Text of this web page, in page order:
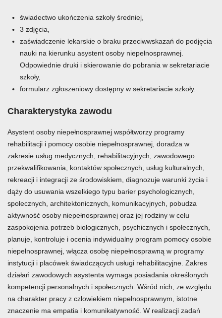
świadectwo ukończenia szkoły średniej,
3 zdjęcia,
zaświadczenie lekarskie o braku przeciwwskazań do podjęcia
nauki na kierunku asystent osoby niepełnosprawnej.
Odpowiednie druki i skierowanie do pobrania w sekretariacie
szkoły,
formularz zgłoszeniowy dostępny w sekretariacie szkoły.
Charakterystyka zawodu
Asystent osoby niepełnosprawnej współtworzy programy
rehabilitacji i pomocy osobie niepełnosprawnej, doradza w
zakresie usług medycznych, rehabilitacyjnych, zawodowego
przekwalifikowania, kontaktów społecznych, usług kulturalnych,
rekreacji i integracji ze środowiskiem, diagnozuje warunki życia i
dąży do usuwania wszelkiego typu barier psychologicznych,
społecznych, architektonicznych, komunikacyjnych, pobudza
aktywność osoby niepełnosprawnej oraz jej rodziny w celu
zaspokojenia potrzeb biologicznych, psychicznych i społecznych,
planuje, kontroluje i ocenia indywidualny program pomocy osobie
niepełnosprawnej, włącza osobę niepełnosprawną w programy
instytucji i placówek świadczących usługi rehabilitacyjne. Zakres
działań zawodowych asystenta wymaga posiadania określonych
kompetencji personalnych i społecznych. Wśród nich, ze względu
na charakter pracy z człowiekiem niepełnosprawnym, istotne
znaczenie ma empatia i komunikatywność. W realizacji zadań